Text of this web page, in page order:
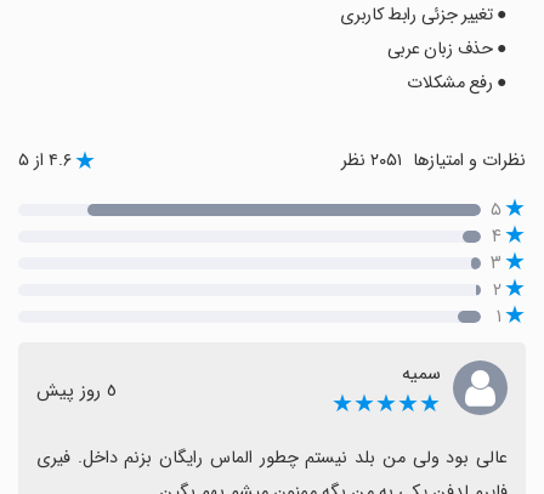
● تغییر جزئی رابط کاربری
● حذف زبان عربی
● رفع مشکلات
نظرات و امتیازها ۴.۶ از ۵
۵
۴
۳
۲
۱
سمیه
★★★★★ ٥ روز پیش